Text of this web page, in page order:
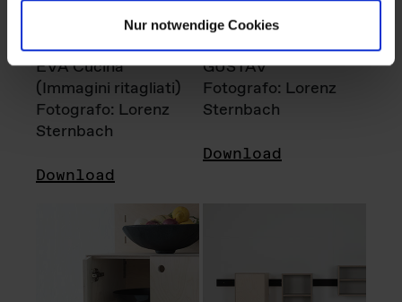
Nur notwendige Cookies
EVA Cucina
(Immagini ritagliati)
Fotografo: Lorenz
Sternbach
Download
GUSTAV
Fotografo: Lorenz
Sternbach
Download